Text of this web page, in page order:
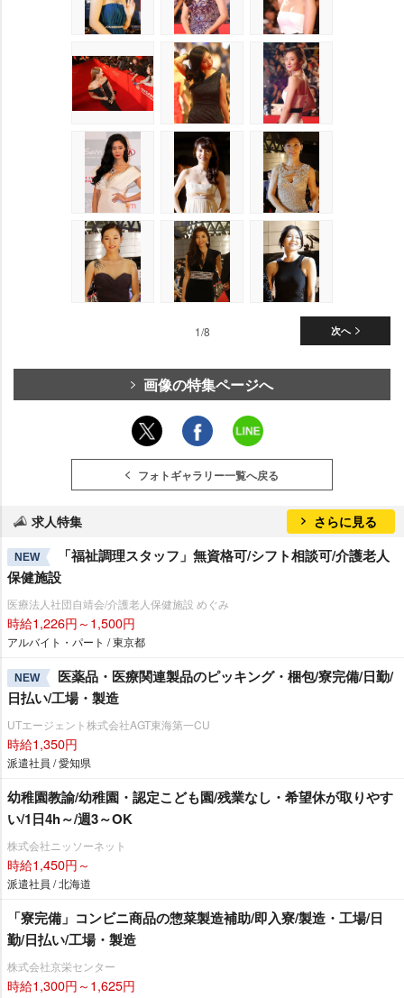
次へ
1/8
画像の特集ページへ
フォトギャラリー一覧へ戻る
求人特集 さらに見る
NEW
「福祉調理スタッフ」無資格可/シフト相談可/介護老人
保健施設
医療法人社団自靖会/介護老人保健施設 めぐみ
時給1,226円～1,500円
アルバイト・パート / 東京都
NEW
医薬品・医療関連製品のピッキング・梱包/寮完備/日勤/
日払い/工場・製造
UTエージェント株式会社AGT東海第一CU
時給1,350円
派遣社員 / 愛知県
幼稚園教諭/幼稚園・認定こども園/残業なし・希望休が取りやす
い/1日4h～/週3～OK
株式会社ニッソーネット
時給1,450円～
派遣社員 / 北海道
「寮完備」コンビニ商品の惣菜製造補助/即入寮/製造・工場/日
勤/日払い/工場・製造
株式会社京栄センター
時給1,300円～1,625円